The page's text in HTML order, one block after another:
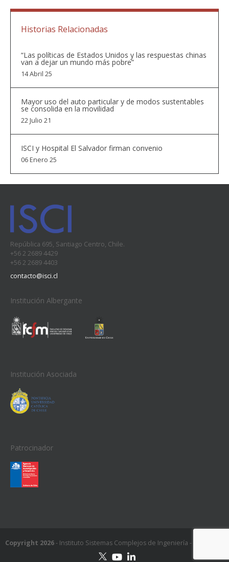
Historias Relacionadas
“Las políticas de Estados Unidos y las respuestas chinas
van a dejar un mundo más pobre”
14 Abril 25
Mayor uso del auto particular y de modos sustentables
se consolida en la movilidad
22 Julio 21
ISCI y Hospital El Salvador firman convenio
06 Enero 25
República 695, Santiago Centro, Chile.
+56 2 2689 4429
+56 2 2689 4403
contacto@isci.cl
Institución Albergante
Institución Asociada
Patrocinador
Copyright 2026- Instituto Sistemas Complejos de Ingeniería - ISCI